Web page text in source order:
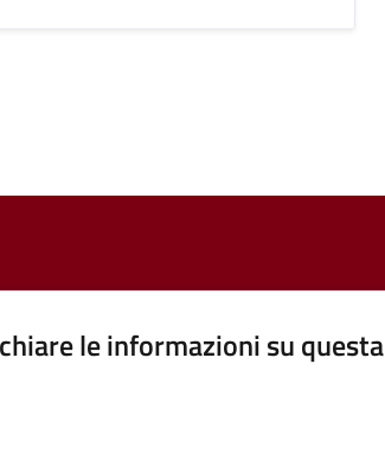
le informazioni su questa